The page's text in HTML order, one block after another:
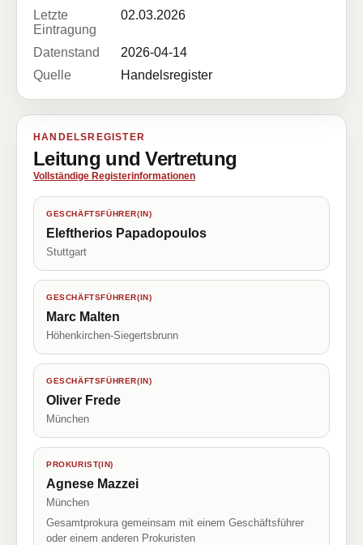
Letzte
Eintragung
02.03.2026
Datenstand
2026-04-14
Quelle
Handelsregister
HANDELSREGISTER
Leitung und Vertretung
Vollständige Registerinformationen
GESCHÄFTSFÜHRER(IN)
Eleftherios Papadopoulos
Stuttgart
GESCHÄFTSFÜHRER(IN)
Marc Malten
Höhenkirchen-Siegertsbrunn
GESCHÄFTSFÜHRER(IN)
Oliver Frede
München
PROKURIST(IN)
Agnese Mazzei
München
Gesamtprokura gemeinsam mit einem Geschäftsführer
oder einem anderen Prokuristen